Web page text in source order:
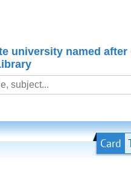
university named after
Card